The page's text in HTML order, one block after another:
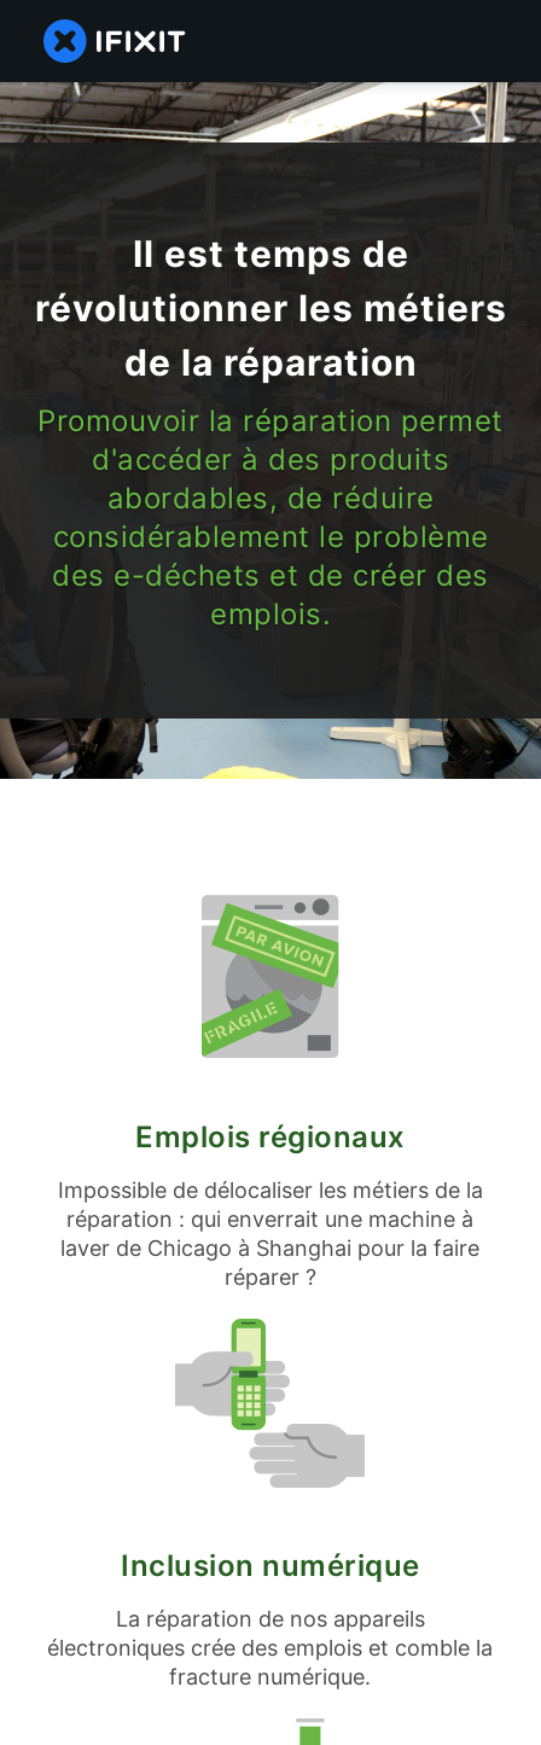
Il est temps de
révolutionner les métiers
de la réparation
Promouvoir la réparation permet
d'accéder à des produits
abordables, de réduire
considérablement le problème
des e-déchets et de créer des
emplois.
Emplois régionaux
Impossible de délocaliser les métiers de la
réparation : qui enverrait une machine à
laver de Chicago à Shanghai pour la faire
réparer ?
Inclusion numérique
La réparation de nos appareils
électroniques crée des emplois et comble la
fracture numérique.